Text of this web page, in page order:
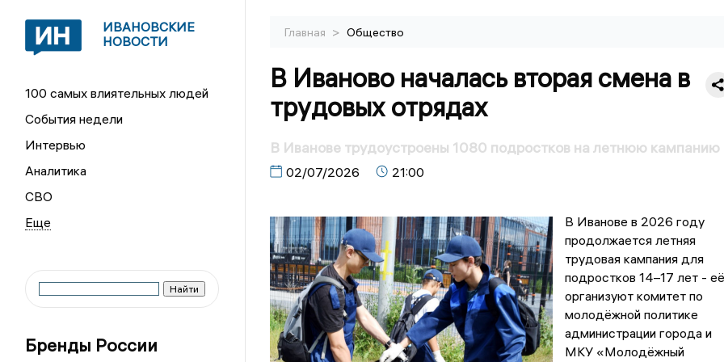
ИВАНОВСКИЕ
НОВОСТИ
100 самых влиятельных людей
События недели
Интервью
Аналитика
СВО
Бренды России
Главная > Общество
В Иваново началась вторая смена в
трудовых отрядах
В Иванове трудоустроены 1080 подростков на летнюю кампанию
02/07/2026 21:00
В Иванове в 2026 году
продолжается летняя
трудовая кампания для
подростков 14–17 лет - её
организуют комитет по
молодёжной политике
администрации города и
МКУ «Молодёжный